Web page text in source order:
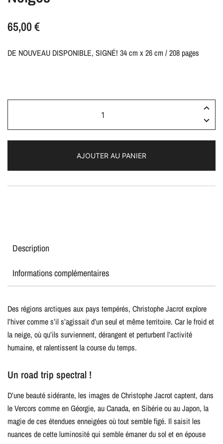
65,00€
DE NOUVEAU DISPONIBLE, SIGNÉ! 34 cm x 26 cm / 208 pages
Neiges
AJOUTER AU PANIER
Description
Informations complémentaires
Des régions arctiques aux pays tempérés, Christophe Jacrot explore
l’hiver comme s’il s’agissait d’un seul et même territoire. Car le froid et
la neige, où qu’ils surviennent, dérangent et perturbent l’activité
humaine, et ralentissent la course du temps.
Un road trip spectral !
D’une beauté sidérante, les images de Christophe Jacrot captent, dans
le Vercors comme en Géorgie, au Canada, en Sibérie ou au Japon, la
magie de ces étendues enneigées où tout semble figé. Il saisit les
nuances de cette luminosité qui semble émaner du sol et en épouse